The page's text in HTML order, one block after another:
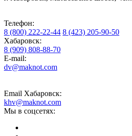
Телефон:
8 (800) 222-22-44 8 (423) 205-90-50
Хабаровск:
8 (909) 808-88-70
E-mail:
dv@maknot.com
Email Хабаровск:
khv@maknot.com
Мы в соцсетях: